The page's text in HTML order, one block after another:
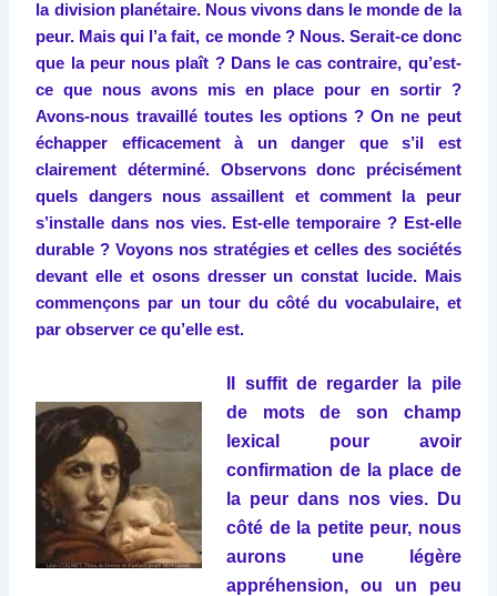
la division planétaire. Nous vivons dans le monde de la
peur. Mais qui l’a fait, ce monde ? Nous. Serait-ce donc
que la peur nous plaît ? Dans le cas contraire, qu’est-
ce que nous avons mis en place pour en sortir ?
Avons-nous travaillé toutes les options ? On ne peut
échapper efficacement à un danger que s’il est
clairement déterminé. Observons donc précisément
quels dangers nous assaillent et comment la peur
s’installe dans nos vies. Est-elle temporaire ? Est-elle
durable ? Voyons nos stratégies et celles des sociétés
devant elle et osons dresser un constat lucide. Mais
commençons par un tour du côté du vocabulaire, et
par observer ce qu’elle est.
Il suffit de regarder la pile
de mots de son champ
lexical pour avoir
confirmation de la place de
la peur dans nos vies. Du
côté de la petite peur, nous
aurons une légère
appréhension, ou un peu